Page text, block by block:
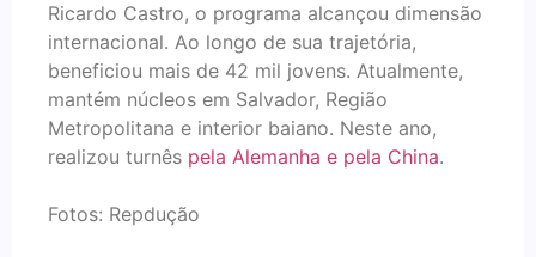
Ricardo Castro, o programa alcançou dimensão
internacional. Ao longo de sua trajetória,
beneficiou mais de 42 mil jovens. Atualmente,
mantém núcleos em Salvador, Região
Metropolitana e interior baiano. Neste ano,
realizou turnês pela Alemanha e pela China.
Fotos: Repdução